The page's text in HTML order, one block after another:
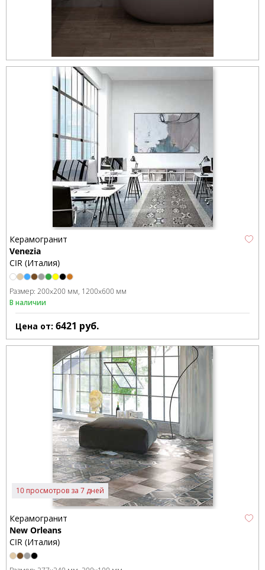
Керамогранит
Venezia
CIR (Италия)
Размер: 200x200 мм 1200x600 мм
В наличии
Цена от: 6421 руб.
10 просмотров за 7 дней
Керамогранит
New Orleans
CIR (Италия)